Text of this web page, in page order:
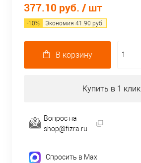
377.10 руб. / шт
-10% Экономия 41.90 руб.
В корзину
Купить в 1 клик
Вопрос на
shop@fizra.ru
Спросить в Max